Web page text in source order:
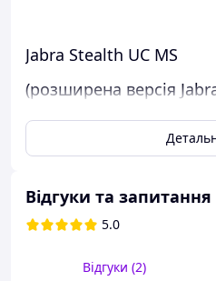
Jabra Stealth UC MS
(розширена версія
Непомітна гарнітура з HD
Зручна Bluetooth гарнітура з
підтримкою NFC, просто
Активуйте Siri або Google Now
гарнітури. Насолоджуйтеся
Технологія HD sound з
Відгуки та запитання
5.0
Відгуки (2)